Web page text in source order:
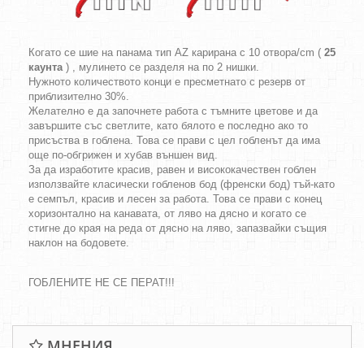
Когато се шие на панама тип AZ карирана с 10 отвора/cm ( 25
каунта) , мулинето се разделя на по 2 нишки.
Нужното количеството конци е пресметнато с резерв от
приблизително 30%.
Желателно е да започнете работа с тъмните цветове и да
завършите със светлите, като бялото е последно ако то
присъства в гоблена. Това се прави с цел гобленът да има
още по-обгрижен и хубав външен вид.
За да изработите красив, равен и висококачествен гоблен
използвайте класически гобленов бод (френски бод) тъй-като
е семпъл, красив и лесен за работа. Това се прави с конец
хоризонтално на канавата, от ляво на дясно и когато се
стигне до края на реда от дясно на ляво, запазвайки същия
наклон на бодовете.
ГОБЛЕНИТЕ НЕ СЕ ПЕРАТ!!!